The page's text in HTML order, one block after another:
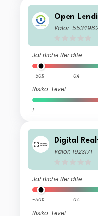
Open
Valor:
Jährliche Rendite
-50% 0%
Risiko-Level
1
Digital
Valor: 1923171
Jährliche Rendite
-50% 0%
Risiko-Level